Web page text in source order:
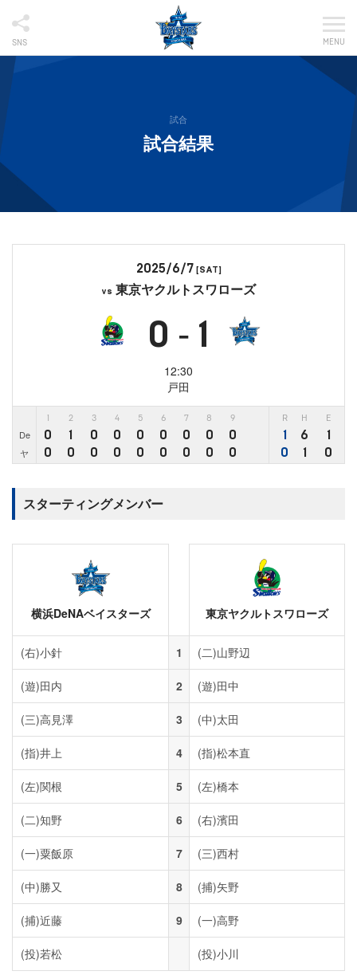
SNS MENU
試合
試合結果
2025/6/7 [SAT]
vs 東京ヤクルトスワローズ
0 - 1
12:30
戸田
2 3 4 5 6 7 8 9 R H E
De 0 1 0 0 0 0 0 0 0 1 6 1
ヤ 0 0 0 0 0 0 0 0 0 0 1 0
スターティングメンバー
横浜DeNAベイスターズ 東京ヤクルトスワローズ
(右)小針 1 (二)山野辺
(遊)田内 2 (遊)田中
(三)高見澤 3 (中)太田
(指)井上 4 (指)松本直
(左)関根 5 (左)橋本
(二)知野 6 (右)濱田
(一)粟飯原 7 (三)西村
(中)勝又 8 (捕)矢野
(捕)近藤 9 (一)高野
(投)若松 (投)小川